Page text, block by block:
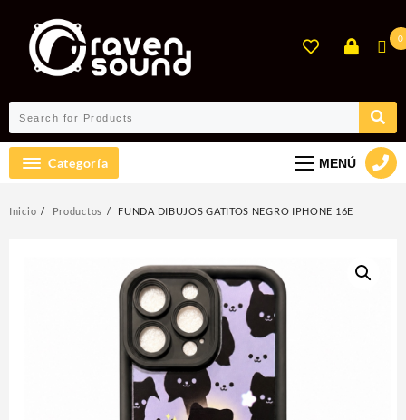
contenido
0
Categoría MENÚ
Inicio Productos FUNDA DIBUJOS GATITOS NEGRO IPHONE 16E